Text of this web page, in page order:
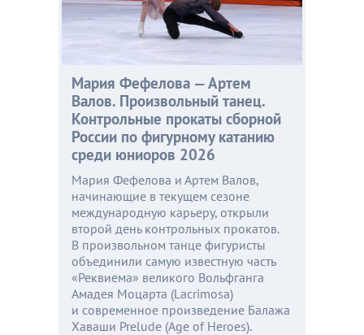
Мария Фефелова — Артем
Валов. Произвольный танец.
Контрольные прокаты сборной
России по фигурному катанию
среди юниоров 2026
Мария Фефелова и Артем Валов,
начинающие в текущем сезоне
международную карьеру, открыли
второй день контрольных прокатов.
В произвольном танце фигуристы
объединили самую известную часть
«Реквиема» великого Вольфганга
Амадея Моцарта (Lacrimosa)
и современное произведение Балажа
Хаваши Prelude (Age of Heroes).